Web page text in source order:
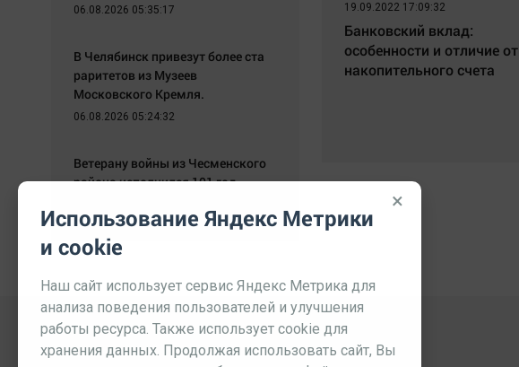
19.09.2022 17:09:32
Банковский вклад:
особенности и отличие от
накопительного счета
06.08.2026 05:35:17
В Челябинск привезут более ста
раритетов из Музеев
Московского Кремля.
06.08.2026 05:24:32
Ветерану войны из Чесменского
района исполнился 101 год.
×
Использование Яндекс Метрики
и cookie
Наш сайт использует сервис Яндекс Метрика для
анализа поведения пользователей и улучшения
работы ресурса. Также использует cookie для
хранения данных. Продолжая использовать сайт, Вы